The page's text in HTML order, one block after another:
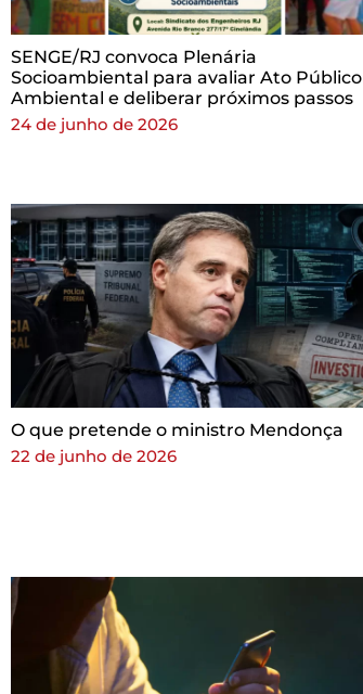
SENGE/RJ convoca Plenária
Socioambiental para avaliar Ato Público
Ambiental e deliberar próximos passos
24 de junho de 2026
O que pretende o ministro Mendonça
22 de junho de 2026